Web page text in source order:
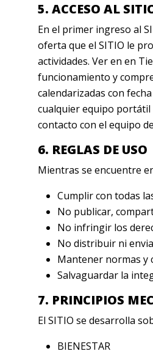
5. ACCESO AL
En el primer ingreso al
oferta que el SITIO le
actividades. Ver en en
funcionamiento y
calendarizadas con
cualquier equipo portátil
contacto con el equipo
6. REGLAS DE USO
Mientras se encuentre
Cumplir con todas
No publicar,
No infringir los
No distribuir ni
Mantener normas y
Salvaguardar la
7. PRINCIPIOS
El SITIO se desarrolla
BIENESTAR